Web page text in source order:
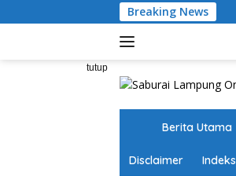
ke
Breaking News
tutup
m
e
Berita Utama
Disclaimer Indeks